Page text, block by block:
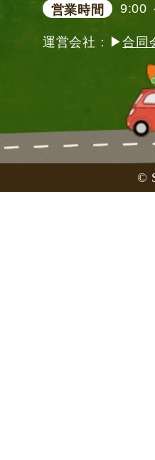
営業時間 9:00
運営会社：▶合同
©